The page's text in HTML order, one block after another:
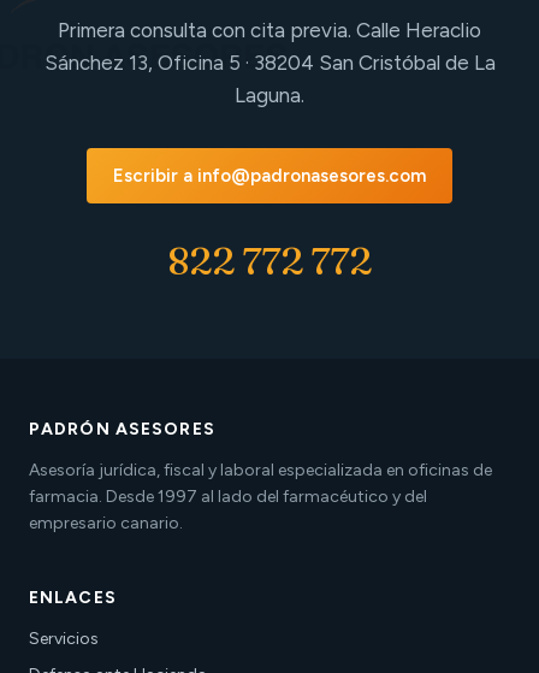
Primera consulta con cita previa. Calle Heraclio
Sánchez 13, Oficina 5 · 38204 San Cristóbal de La
Laguna.
Escribir a info@padronasesores.com
822 772 772
PADRÓN ASESORES
Asesoría jurídica, fiscal y laboral especializada en oficinas de
farmacia. Desde 1997 al lado del farmacéutico y del
empresario canario.
ENLACES
Servicios